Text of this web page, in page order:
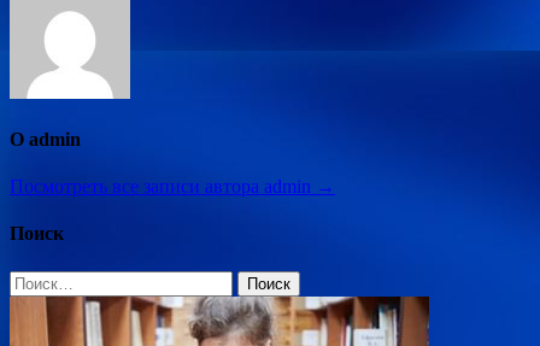
О admin
Посмотреть все записи автора admin →
Поиск
Найти: